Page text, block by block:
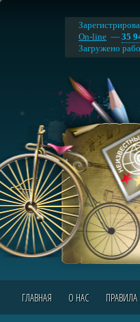
On-line — 35
Загружено
ГЛАВНАЯ О НАС ПРАВИЛА